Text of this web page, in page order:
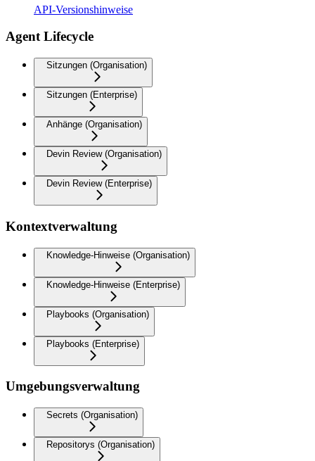
API-Versionshinweise
Agent Lifecycle
Sitzungen (Organisation)
Sitzungen (Enterprise)
Anhänge (Organisation)
Devin Review (Organisation)
Devin Review (Enterprise)
Kontextverwaltung
Knowledge-Hinweise (Organisation)
Knowledge-Hinweise (Enterprise)
Playbooks (Organisation)
Playbooks (Enterprise)
Umgebungsverwaltung
Secrets (Organisation)
Repositorys (Organisation)